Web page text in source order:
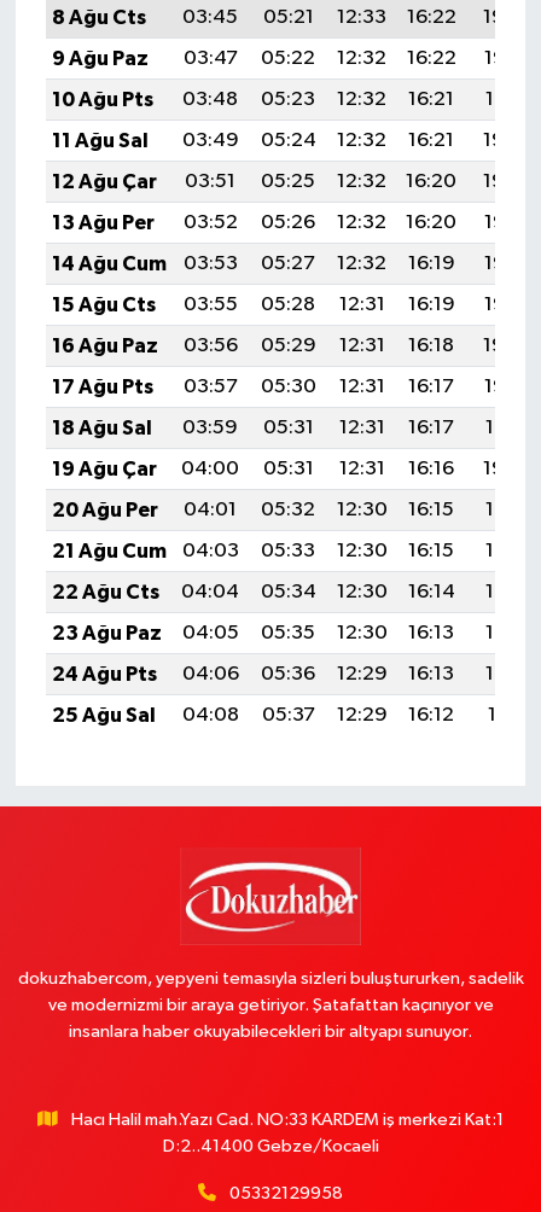
8 Ağu Cts
03:45 05:21 12:33 16:22
19:34
9 Ağu Paz
03:47 05:22 12:32 16:22
19:33
10 Ağu Pts
03:48 05:23 12:32 16:21
19:31
11 Ağu Sal
03:49 05:24 12:32 16:21
19:30
12 Ağu Çar
03:51 05:25 12:32 16:20
19:29
13 Ağu Per
03:52 05:26 12:32 16:20
19:28
14 Ağu Cum
03:53 05:27 12:32 16:19
19:26
15 Ağu Cts
03:55 05:28 12:31 16:19
19:25
16 Ağu Paz
03:56 05:29 12:31 16:18
19:24
17 Ağu Pts
03:57 05:30 12:31 16:17
19:22
18 Ağu Sal
03:59 05:31 12:31 16:17
19:21
19 Ağu Çar
04:00 05:31 12:31 16:16
19:20
20 Ağu Per
04:01 05:32 12:30 16:15
19:18
21 Ağu Cum
04:03 05:33 12:30 16:15
19:17
22 Ağu Cts
04:04 05:34 12:30 16:14
19:16
23 Ağu Paz
04:05 05:35 12:30 16:13
19:14
24 Ağu Pts
04:06 05:36 12:29 16:13
19:13
25 Ağu Sal
04:08 05:37 12:29 16:12 19:11
dokuzhabercom, yepyeni temasıyla sizleri buluştururken, sadelik
ve modernizmi bir araya getiriyor. Şatafattan kaçınıyor ve
insanlara haber okuyabilecekleri bir altyapı sunuyor.
Hacı Halil mah.Yazı Cad. NO:33 KARDEM iş merkezi Kat:1
D:2..41400 Gebze/Kocaeli
05332129958